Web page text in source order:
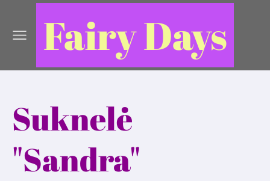
Fairy Days
Suknelė
"Sandra"